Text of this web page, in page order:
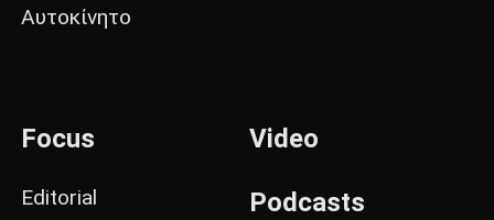
Αυτοκίνητο
Focus
Editorial
Video
Podcasts